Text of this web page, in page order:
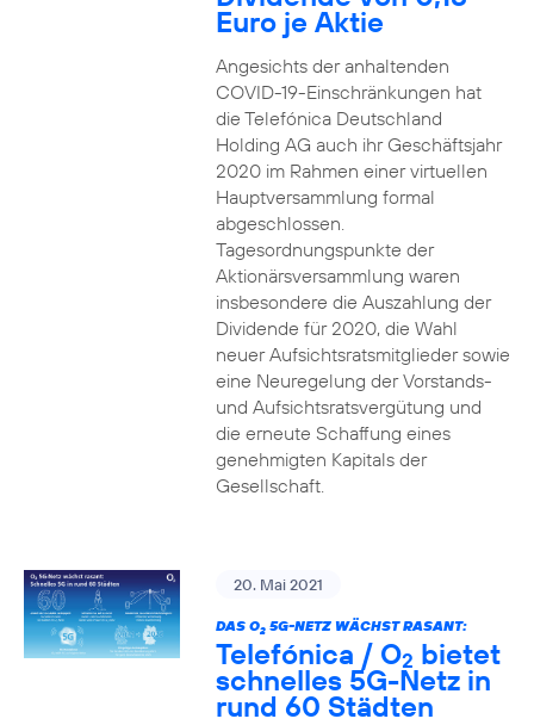
Euro je Aktie
Angesichts der anhaltenden
COVID-19-Einschränkungen hat
die Telefónica Deutschland
Holding AG auch ihr Geschäftsjahr
2020 im Rahmen einer virtuellen
Hauptversammlung formal
abgeschlossen.
Tagesordnungspunkte der
Aktionärsversammlung waren
insbesondere die Auszahlung der
Dividende für 2020, die Wahl
neuer Aufsichtsratsmitglieder sowie
eine Neuregelung der Vorstands-
und Aufsichtsratsvergütung und
die erneute Schaffung eines
genehmigten Kapitals der
Gesellschaft.
20. Mai 2021
DAS O25G-NETZ WÄCHST RASANT:
Telefónica / O2 bietet
schnelles 5G-Netz in
rund 60 Städten